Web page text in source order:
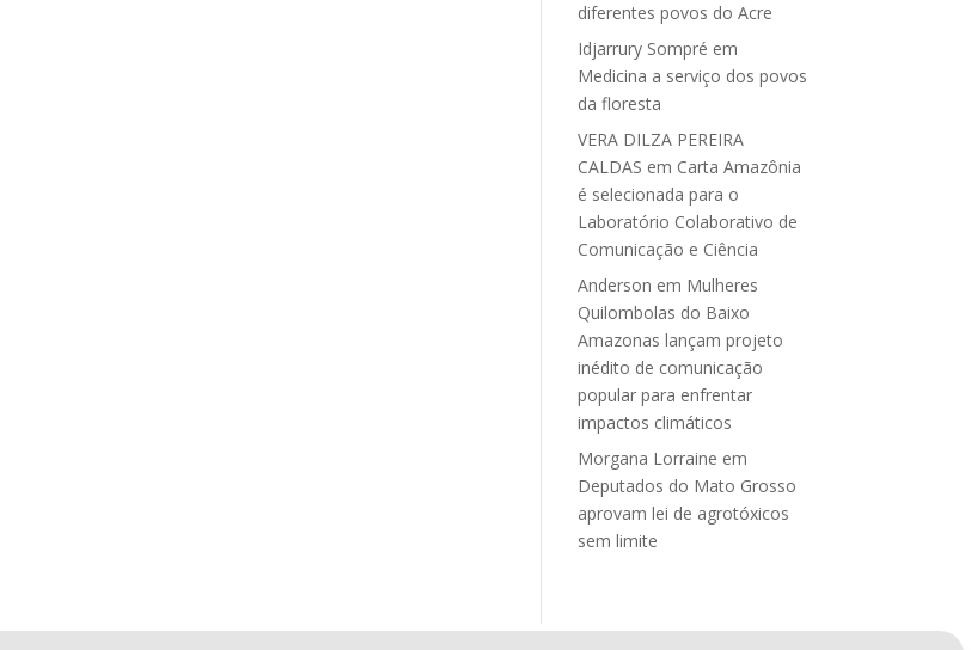
diferentes povos do Acre
Idjarrury Sompré em
Medicina a serviço dos povos
da floresta
VERA DILZA PEREIRA
CALDAS em Carta Amazônia
é selecionada para o
Laboratório Colaborativo de
Comunicação e Ciência
Anderson em Mulheres
Quilombolas do Baixo
Amazonas lançam projeto
inédito de comunicação
popular para enfrentar
impactos climáticos
Morgana Lorraine em
Deputados do Mato Grosso
aprovam lei de agrotóxicos
sem limite